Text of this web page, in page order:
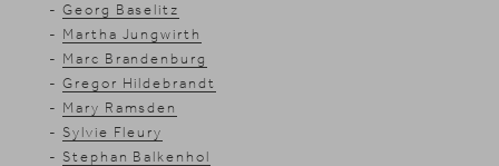
- Georg Baselitz
- Martha Jungwirth
- Marc Brandenburg
- Gregor Hildebrandt
- Mary Ramsden
- Sylvie Fleury
- Stephan Balkenhol